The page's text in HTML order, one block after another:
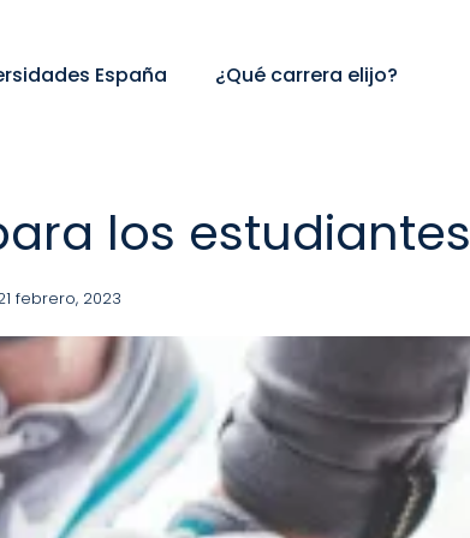
España ¿Qué carrera elijo?
los estudiantes
febrero, 2023